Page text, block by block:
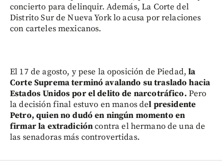
concierto para delinquir. Además, La Corte del
Distrito Sur de Nueva York lo acusa por relaciones
con carteles mexicanos.
El 17 de agosto, y pese la oposición de Piedad, la
Corte Suprema terminó avalando su traslado hacia
Estados Unidos por el delito de narcotráfico. Pero
la decisión final estuvo en manos del presidente
Petro, quien no dudó en ningún momento en
firmar la extradicióncontra el hermano de una de
las senadoras más controvertidas.